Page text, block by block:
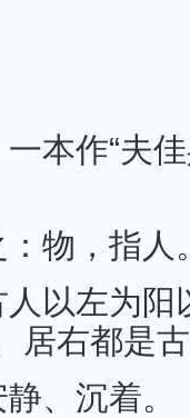
本作“夫
物，指
以左为
居右都是
、沉着。